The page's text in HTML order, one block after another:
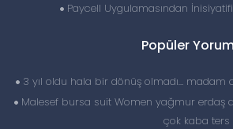
Paycell Uygulamasından
Popüler
3 yıl oldu hala bir dönüş olmadı… madam
Malesef bursa suit Women yağmur erdaş
çok kaba ters